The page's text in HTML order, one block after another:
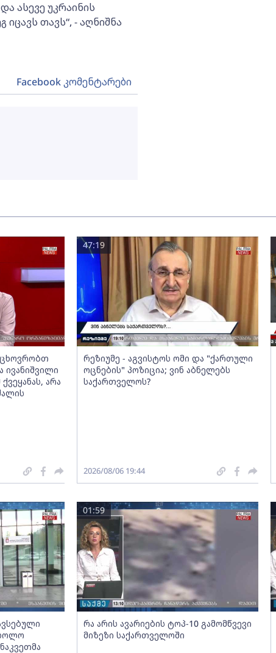
ასევე უკრაინის
თავს“, - აღნიშნა
ივანიშვილი
არა
რეზიუმე - აგვისტოს ომი და "ქართული
ოცნების" პოზიცია; ვინ აბნელებს
საქართველოს?
47:19
2026/08/06 19:44
რა არის ავარიების ტოპ-10 გამომწვევი
მიზეზი საქართველოში
01:59
Facebook კომენტარები